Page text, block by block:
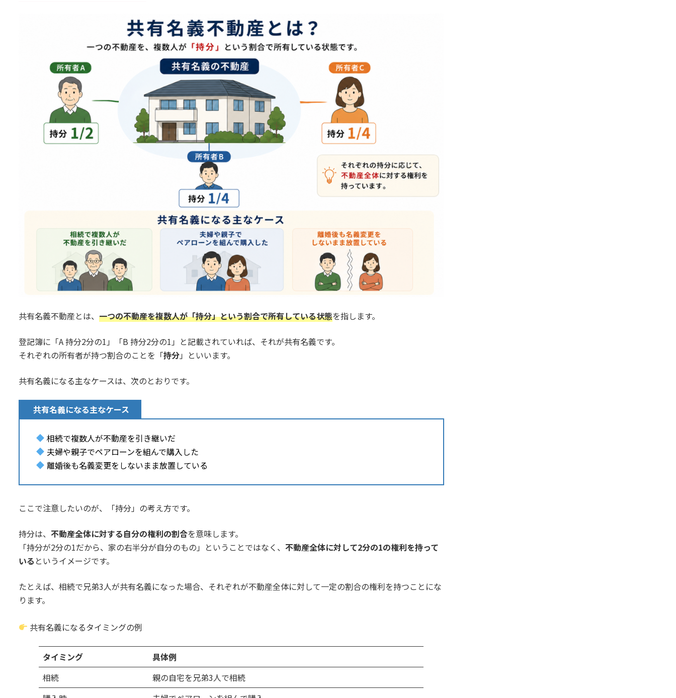
共有名義不動産とは、 一つの不動産を複数人が「持分」という割合で所有している状態を指します。
登記簿に「A 持分2分の1」「B 持分2分の1」と記載されていれば、それが共有名義です。
それぞれの所有者が持つ割合のことを「持分」といいます。
共有名義になる主なケースは、次のとおりです。
共有名義になる主なケース
相続で複数人が不動産を引き継いだ
夫婦や親子でペアローンを組んで購入した
離婚後も名義変更をしないまま放置している
ここで注意したいのが、「持分」の考え方です。
持分は、 不動産全体に対する自分の権利の割合を意味します。
「持分が2分の1だから、家の右半分が自分のもの」ということではなく、 不動産全体に対して2分の1の権利を持って
いる というイメージです。
たとえば、相続で兄弟3人が共有名義になった場合、それぞれが不動産全体に対して一定の割合の権利を持つことにな
ります。
共有名義になるタイミングの例
タイミング
具体例
相続
親の自宅を兄弟3人で相続